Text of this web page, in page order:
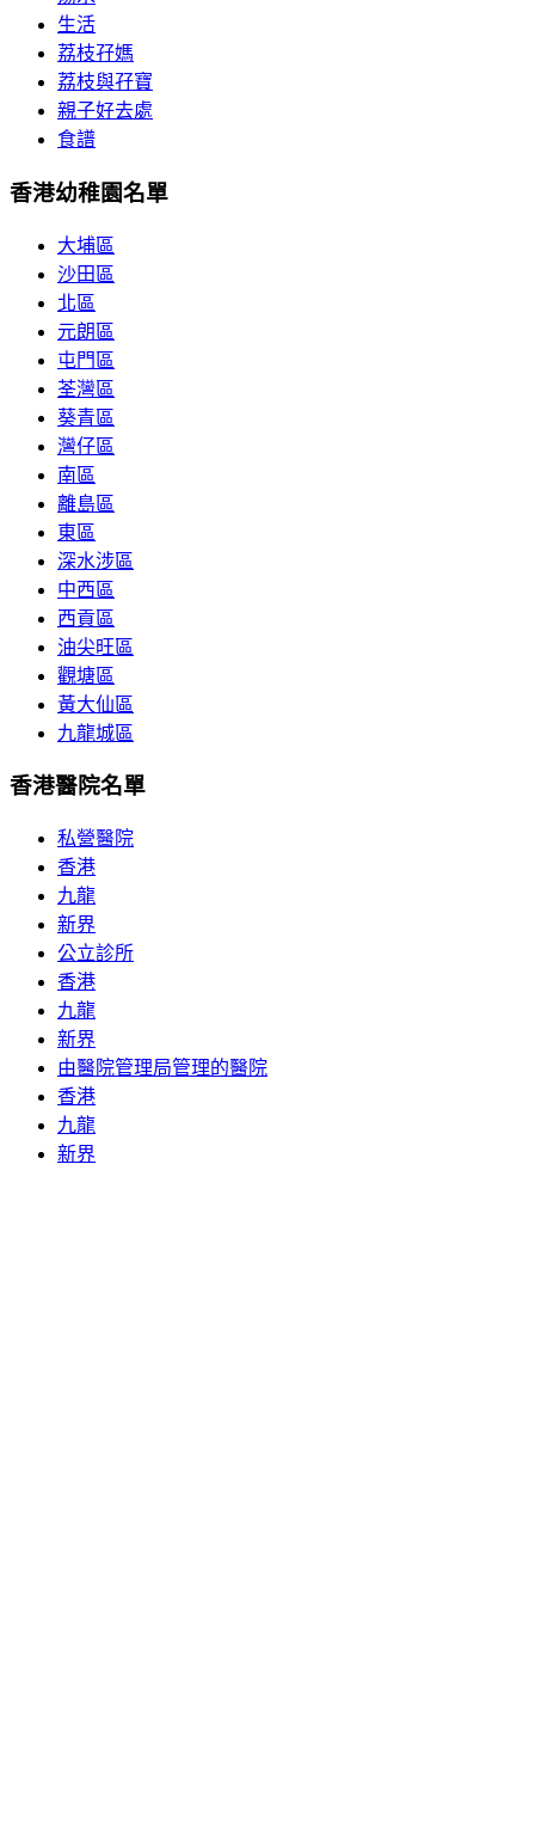
生活
荔枝孖媽
荔枝與孖寶
親子好去處
食譜
香港幼稚園名單
大埔區
沙田區
北區
元朗區
屯門區
荃灣區
葵青區
灣仔區
南區
離島區
東區
深水涉區
中西區
西貢區
油尖旺區
觀塘區
黃大仙區
九龍城區
香港醫院名單
私營醫院
香港
九龍
新界
公立診所
香港
九龍
新界
由醫院管理局管理的醫院
香港
九龍
新界